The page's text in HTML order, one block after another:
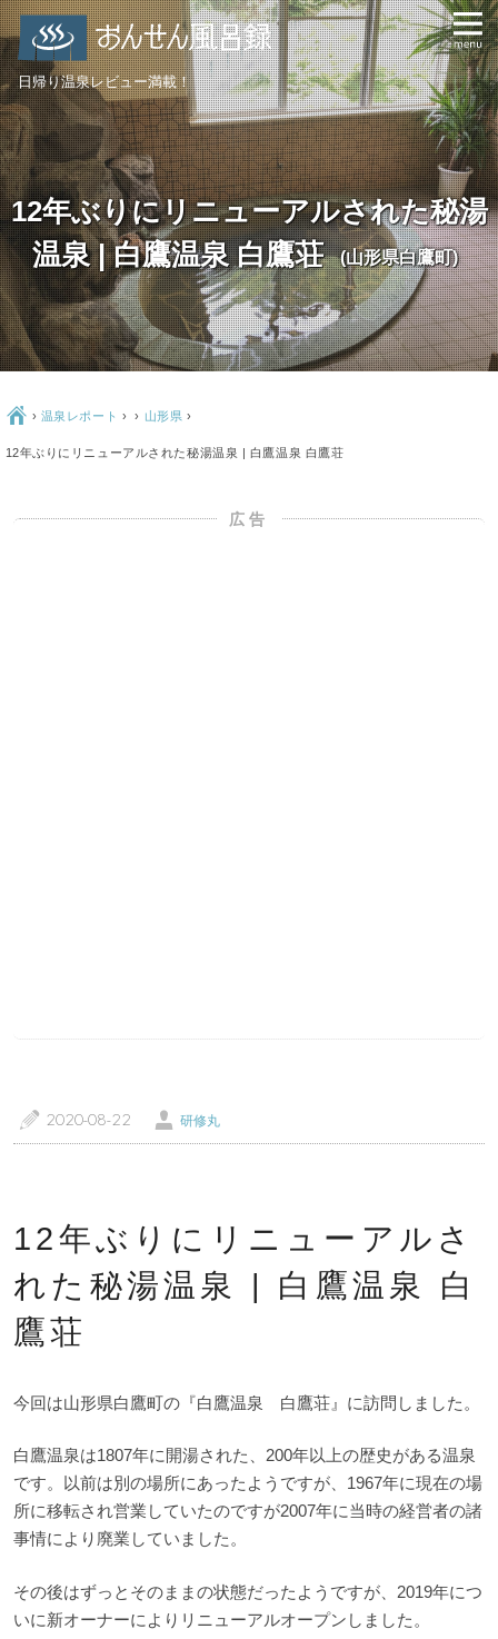
トップページ 温泉レポート
当サイトについて
ご意見・お問い合わせ
日帰り温泉レビュー満載！
12年ぶりにリニューアルされた秘湯
温泉 | 白鷹温泉 白鷹荘
(山形県白鷹町)
Ç › 温泉レポート › › 山形県 ›
12年ぶりにリニューアルされた秘湯温泉 | 白鷹温泉 白鷹荘
a 2020-08-22 Ü 研修丸
12年ぶりにリニューアルさ
れた秘湯温泉 | 白鷹温泉 白
鷹荘
今回は山形県白鷹町の『白鷹温泉 白鷹荘』に訪問しました。
白鷹温泉は1807年に開湯された、200年以上の歴史がある温泉
です。以前は別の場所にあったようですが、1967年に現在の場
所に移転され営業していたのですが2007年に当時の経営者の諸
事情により廃業していました。
その後はずっとそのままの状態だったようですが、2019年につ
いに新オーナーによりリニューアルオープンしました。